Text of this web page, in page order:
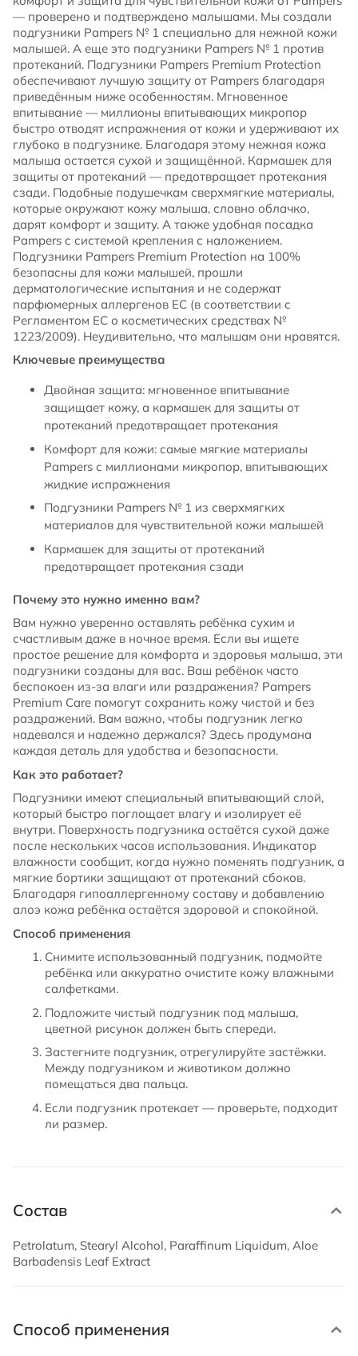
— проверено и подтверждено малышами. Мы создали
подгузники Pampers № 1 специально для нежной кожи
малышей. А еще это подгузники Pampers № 1 против
протеканий. Подгузники Pampers Premium Protection
обеспечивают лучшую защиту от Pampers благодаря
приведённым ниже особенностям. Мгновенное
впитывание — миллионы впитывающих микропор
быстро отводят испражнения от кожи и удерживают их
глубоко в подгузнике. Благодаря этому нежная кожа
малыша остается сухой и защищённой. Кармашек для
защиты от протеканий — предотвращает протекания
сзади. Подобные подушечкам сверхмягкие материалы,
которые окружают кожу малыша, словно облачко,
дарят комфорт и защиту. А также удобная посадка
Pampers с системой крепления с наложением.
Подгузники Pampers Premium Protection на 100%
безопасны для кожи малышей, прошли
дерматологические испытания и не содержат
парфюмерных аллергенов ЕС (в соответствии с
Регламентом ЕС о косметических средствах №
1223/2009). Неудивительно, что малышам они нравятся.
Ключевые преимущества
Двойная защита: мгновенное впитывание
защищает кожу, а кармашек для защиты от
протеканий предотвращает протекания
Комфорт для кожи: самые мягкие материалы
Pampers с миллионами микропор, впитывающих
жидкие испражнения
Подгузники Pampers № 1 из сверхмягких
материалов для чувствительной кожи малышей
Кармашек для защиты от протеканий
предотвращает протекания сзади
Почему это нужно именно вам?
Вам нужно уверенно оставлять ребёнка сухим и
счастливым даже в ночное время. Если вы ищете
простое решение для комфорта и здоровья малыша, эти
подгузники созданы для вас. Ваш ребёнок часто
беспокоен из-за влаги или раздражения? Pampers
Premium Care помогут сохранить кожу чистой и без
раздражений. Вам важно, чтобы подгузник легко
надевался и надежно держался? Здесь продумана
каждая деталь для удобства и безопасности.
Как это работает?
Подгузники имеют специальный впитывающий слой,
который быстро поглощает влагу и изолирует её
внутри. Поверхность подгузника остаётся сухой даже
после нескольких часов использования. Индикатор
влажности сообщит, когда нужно поменять подгузник, а
мягкие бортики защищают от протеканий сбоков.
Благодаря гипоаллергенному составу и добавлению
алоэ кожа ребёнка остаётся здоровой и спокойной.
Способ применения
Снимите использованный подгузник, подмойте
ребёнка или аккуратно очистите кожу влажными
салфетками.
Подложите чистый подгузник под малыша,
цветной рисунок должен быть спереди.
Застегните подгузник, отрегулируйте застёжки.
Между подгузником и животиком должно
помещаться два пальца.
Если подгузник протекает — проверьте, подходит
ли размер.
Состав
Petrolatum, Stearyl Alcohol, Paraffinum Liquidum, Aloe
Barbadensis Leaf Extract
Способ применения